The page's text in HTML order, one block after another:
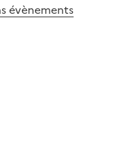
évènements